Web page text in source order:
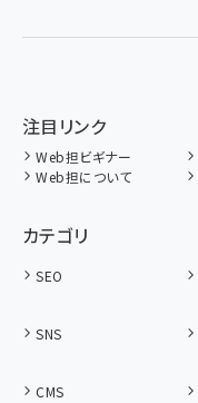
注目リンク
Web担ビギナー
Web担について
カテゴリ
SEO
SNS
CMS